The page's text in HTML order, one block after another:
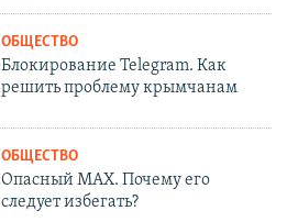
ОБЩЕСТВО
Блокирование Telegram. Как
решить проблему крымчанам
ОБЩЕСТВО
Опасный MAX. Почему его
следует избегать?